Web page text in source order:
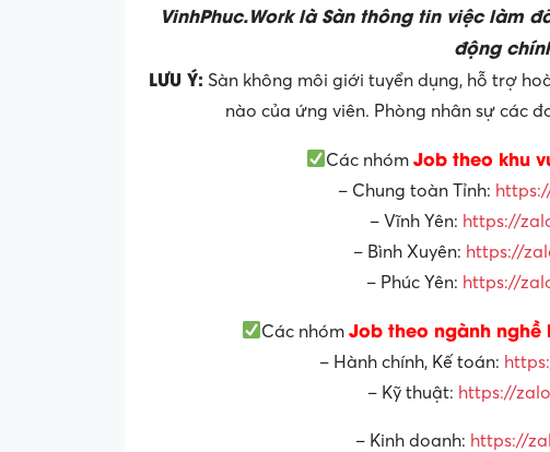
VinhPhuc.Work là Sàn thông tin việc làm
động
LƯU Ý: Sàn không môi giới tuyển dụng, hỗ trợ
nào của ứng viên. Phòng nhân sự các
Các nhóm Job theo khu
– Chung toàn Tỉnh:
– Vĩnh Yên: https://
– Bình Xuyên: https://
– Phúc Yên: https://
Các nhómJob theo ngành nghề
– Hành chính, Kế toán:
– Kỹ thuật: https://
– Kinh doanh: https://